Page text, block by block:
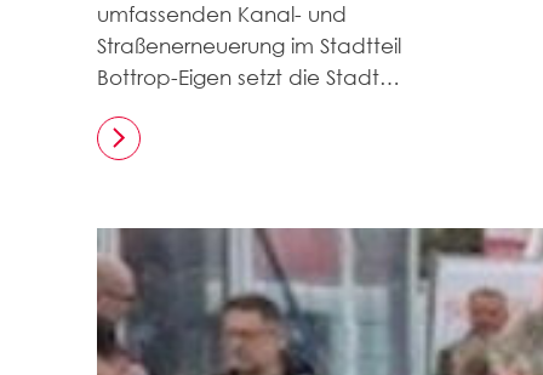
umfassenden Kanal- und
Straßenerneuerung im Stadtteil
Bottrop-Eigen setzt die Stadt…